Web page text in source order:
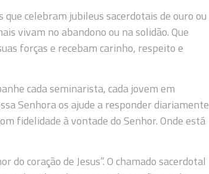
celebram jubileus sacerdotais de ouro ou
vivam no abandono ou na solidão. Que
forças e recebam carinho, respeito e
cada seminarista, cada jovem em
Senhora os ajude a responder diariamente
fidelidade à vontade do Senhor. Onde está
do coração de Jesus”. O chamado sacerdotal